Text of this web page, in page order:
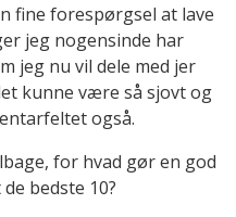
fine forespørgsel at lave
jeg nogensinde har
jeg nu vil dele med jer
kunne være så sjovt og
også.
for hvad gør en god
bedste 10?